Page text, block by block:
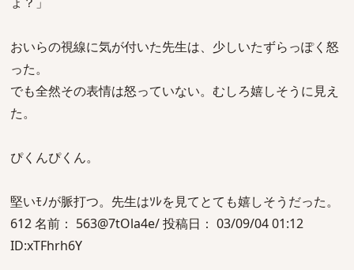
おいらの視線に気が付いた先生は、少しいたずらっぽく怒
った。
でも全然その表情は怒っていない。むしろ嬉しそうに見え
た。
ぴくんぴくん。
堅いﾓﾉが脈打つ。先生はｿﾚを見てとても嬉しそうだった。
612 名前： 563@7tOla4e/ 投稿日： 03/09/04 01:12
ID:xTFhrh6Y